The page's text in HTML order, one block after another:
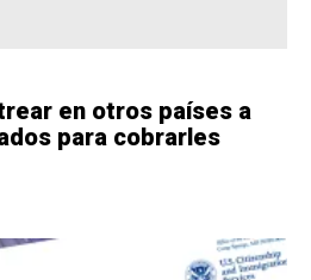
en otros países a
para cobrarles